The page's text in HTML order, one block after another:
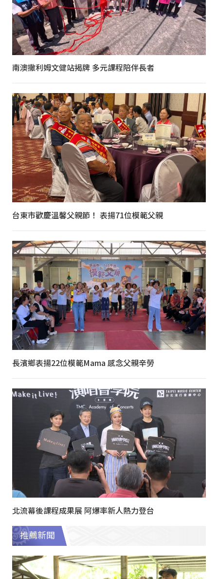
南澳撒利姆文健站揭牌 多元課程陪伴長者
台東市歡慶溫馨父親節！ 表揚71位模範父親
長濱鄉表揚22位模範Mama 感念父親辛勞
北流幕後課程成果展 阿爆率新人熱力登台
推薦新聞